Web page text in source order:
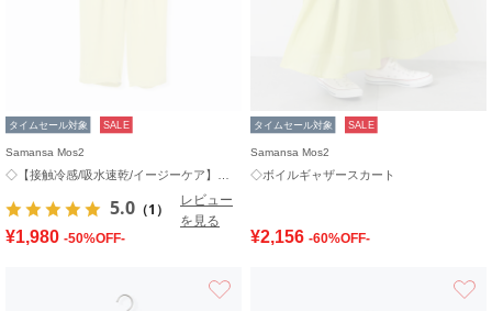
タイムセール対象 SALE
Samansa Mos2
5.0 （1）
レビュー
を見る
¥1,980 -50%OFF-
タイムセール対象 SALE
Samansa Mos2
◇ボイルギャザースカート
¥2,156 -60%OFF-